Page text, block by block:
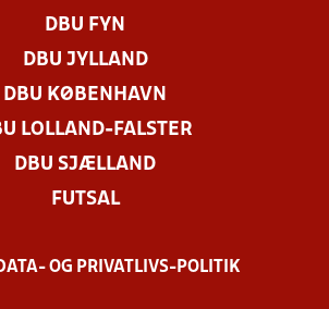
DBU FYN
DBU JYLLAND
DBU KØBENHAVN
LOLLAND-FALSTER
DBU SJÆLLAND
FUTSAL
OG PRIVATLIVS-POLITIK